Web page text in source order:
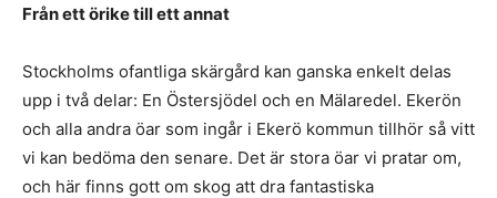
Från ett örike till ett annat
Stockholms ofantliga skärgård kan ganska enkelt delas
upp i två delar: En Östersjödel och en Mälaredel. Ekerön
och alla andra öar som ingår i Ekerö kommun tillhör så vitt
vi kan bedöma den senare. Det är stora öar vi pratar om,
och här finns gott om skog att dra fantastiska